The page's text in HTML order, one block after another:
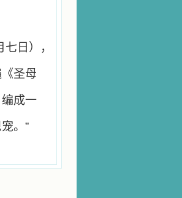
日），
圣母
成一
。”